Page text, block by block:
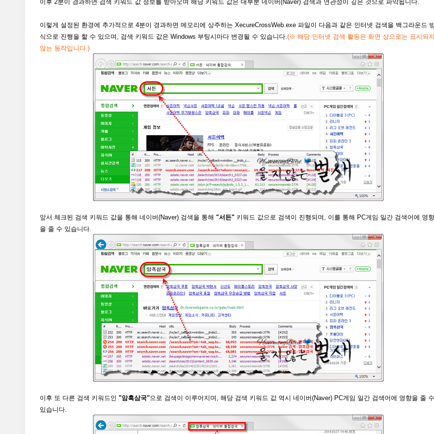
이후 2분이 경과하면 검색 키워드 값 정보를 받아오며 해당 키워드 값은 대부분 네이버(Naver) 검색과 연관성이 깊은 것으로 파악됩니다.
이렇게 설정된 환경에 추가적으로 4분이 경과하면 메모리에 상주하는 XecureCrossWeb.exe 파일이 다음과 같은 인터넷 검색을 백그라운드
식으로 진행을 할 수 있으며, 검색 키워드 값은 Windows 부팅시마다 변경될 수 있습니다.(※ 해당 인터넷 검색 활동은 화면 상으로는 표시되
않는 동작입니다.)
앞서 체크된 검색 키워드 값을 통해 네이버(Naver) 검색을 통해 "서든" 키워드 값으로 검색이 진행되며, 이를 통해 PC게임 일간 검색어에 영향
을 줄 수 있습니다.
이후 또 다른 검색 키워드인 "암흑삼국"으로 검색이 이루어지며, 해당 검색 키워드 값 역시 네이버(Naver) PC게임 일간 검색어에 영향을 줄 수
있습니다.